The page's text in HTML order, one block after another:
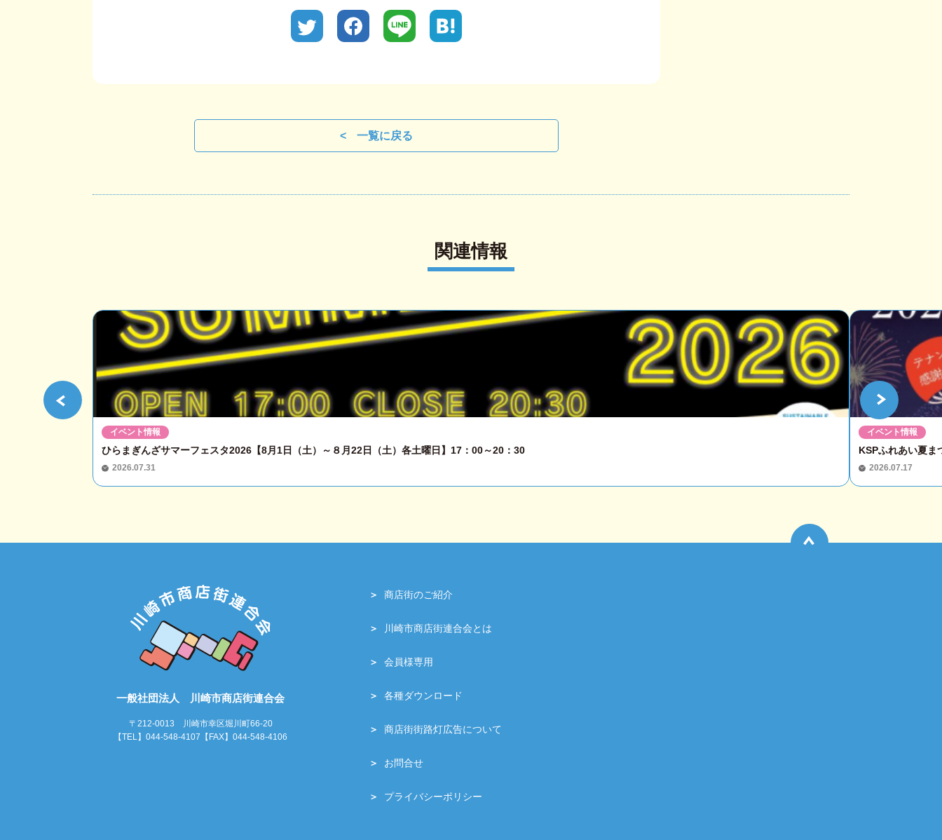
一覧に戻る
関連情報
ひらまぎんざサマーフェスタ2026【8月1日（土）～８月22日（土）各土曜日】17：00～20：30
2026.07.31
イベント情報
KSPふれあい夏
2026.07.17
イベント情報
一般社団法人 川崎市商店街連合会
〒212-0013 川崎市幸区堀川町66-20
【TEL】044-548-4107【FAX】044-548-4106
商店街のご紹介
川崎市商店街連合会とは
会員様専用
各種ダウンロード
商店街街路灯広告について
お問合せ
プライバシーポリシー